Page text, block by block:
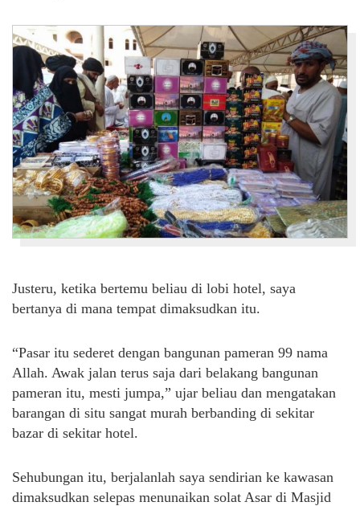
Justeru, ketika bertemu beliau di lobi hotel, saya
bertanya di mana tempat dimaksudkan itu.
“Pasar itu sederet dengan bangunan pameran 99 nama
Allah. Awak jalan terus saja dari belakang bangunan
pameran itu, mesti jumpa,” ujar beliau dan mengatakan
barangan di situ sangat murah berbanding di sekitar
bazar di sekitar hotel.
Sehubungan itu, berjalanlah saya sendirian ke kawasan
dimaksudkan selepas menunaikan solat Asar di Masjid